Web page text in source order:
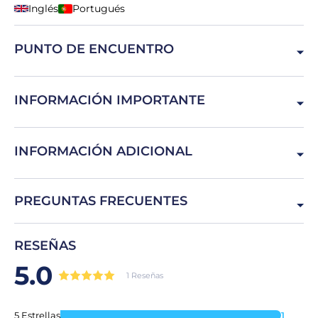
Inglés Portugués
PUNTO DE ENCUENTRO
Av. Eusébio da Silva Ferreira, 1500-313 Lisboa, Portugal
INFORMACIÓN IMPORTANTE
Por motivos de seguridad, las visitas guiadas al estadio
están suspendidas los días de partido. El museo puede
INFORMACIÓN ADICIONAL
o después de la visita guiada, dentro del horario de
apertura del bistró.
PREGUNTAS FRECUENTES
cuando el billete tenga una validez de un año.
RESEÑAS
5.0 1 Reseñas
5 Estrellas 1